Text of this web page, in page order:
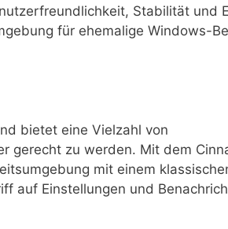
Stabilität und
für ehemalige Windows-
bietet eine Vielzahl von
gerecht zu werden. Mit dem
mit einem
auf Einstellungen und